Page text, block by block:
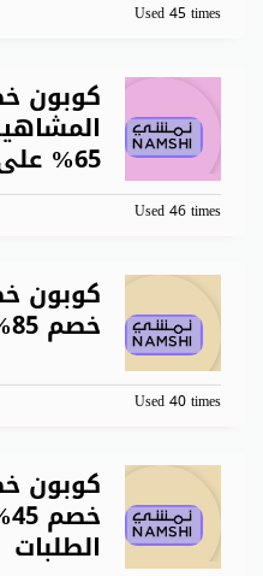
Used 45 times
كوبون
65% على الأزياء المميزة
Used 46 times
كوبون
خصم 85% على كل المنتجات
Used 40 times
الطلبات